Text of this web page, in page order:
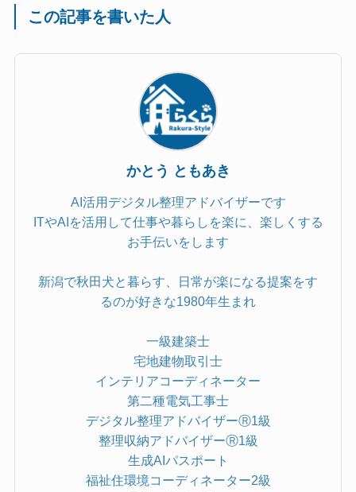
この記事を書いた人
かとう ともあき
AI活用デジタル整理アドバイザーです
ITやAIを活用して仕事や暮らしを楽に、楽しくする
お手伝いをします
新潟で秋田犬と暮らす、日常が楽になる提案をす
るのが好きな1980年生まれ
一級建築士
宅地建物取引士
インテリアコーディネーター
第二種電気工事士
デジタル整理アドバイザーⓇ1級
整理収納アドバイザーⓇ1級
生成AIパスポート
福祉住環境コーディネーター2級